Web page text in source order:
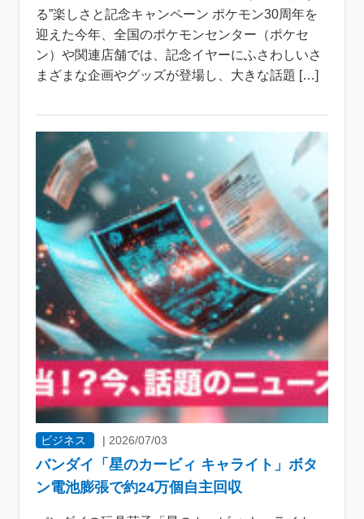
る”楽しさと記念キャンペーン ポケモン30周年を
迎えた今年、全国のポケモンセンター（ポケセ
ン）や関連店舗では、記念イヤーにふさわしいさ
まざまな企画やグッズが登場し、大きな話題 […]
ビジネス | 2026/07/03
バンダイ「星のカービィ キャライト」ボタ
ン電池膨張で約24万個自主回収